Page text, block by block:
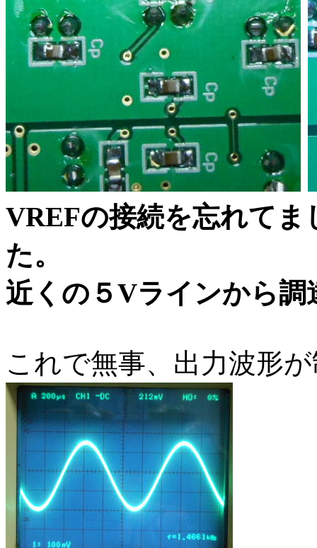
VREFの接続を忘れてま
近くの５Vラインから調
これで無事、出力波形